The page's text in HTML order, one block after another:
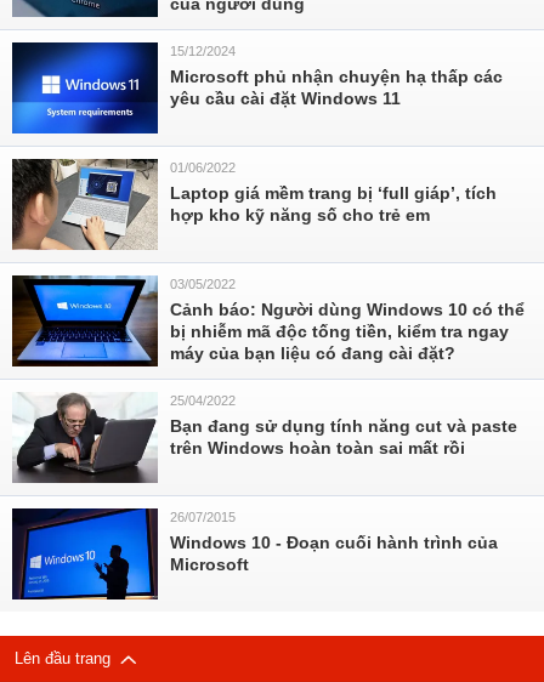
15/12/2024
Microsoft phủ nhận chuyện hạ thấp các
yêu cầu cài đặt Windows 11
01/06/2022
Laptop giá mềm trang bị ‘full giáp’, tích
hợp kho kỹ năng số cho trẻ em
03/05/2022
Cảnh báo: Người dùng Windows 10 có thể
bị nhiễm mã độc tống tiền, kiểm tra ngay
máy của bạn liệu có đang cài đặt?
25/04/2022
Bạn đang sử dụng tính năng cut và paste
trên Windows hoàn toàn sai mất rồi
26/07/2015
Windows 10 - Đoạn cuối hành trình của
Microsoft
Lên đầu trang